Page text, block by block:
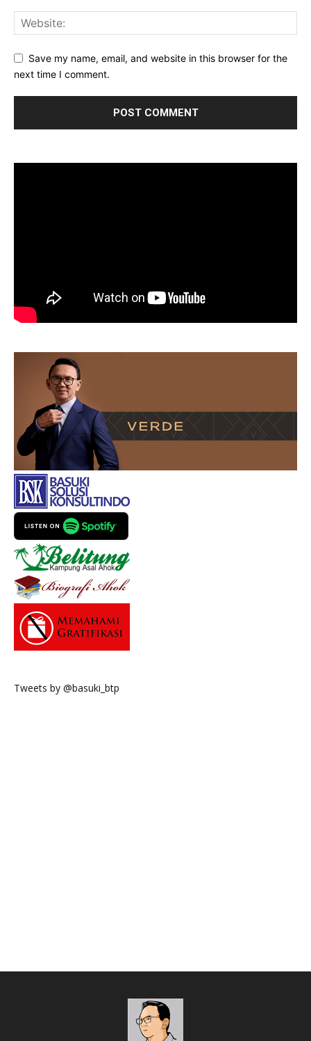
Save my name, email, and website in this browser for the
next time I comment.
Tweets by @basuki_btp